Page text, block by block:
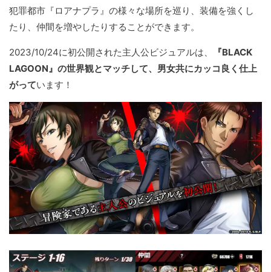
犯罪都市『ロアナプラ』の様々な場所を巡り、装備を強くし
たり、仲間を増やしたりすることができます。
2023/10/24に初公開された主人公ビジュアルは、
『BLACK
LAGOON』の世界観とマッチして、男女共にカッコ良く仕上
がっています！